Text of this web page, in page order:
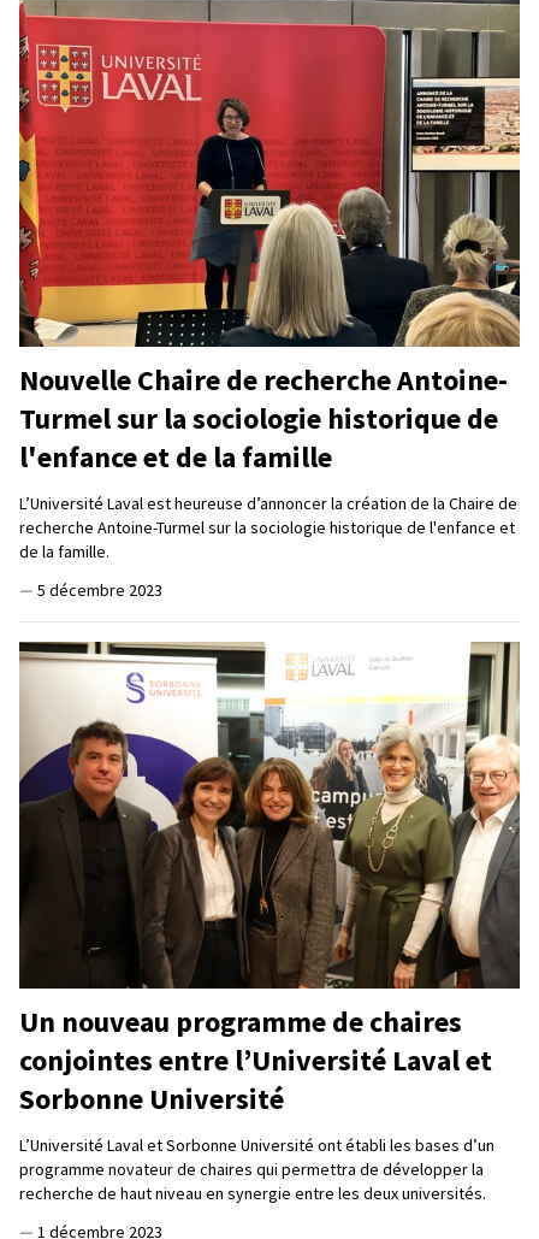
Nouvelle Chaire de recherche Antoine-
Turmel sur la sociologie historique de
l'enfance et de la famille
L’Université Laval est heureuse d’annoncer la création de la Chaire de
recherche Antoine-Turmel sur la sociologie historique de l'enfance et
de la famille.
— 5 décembre 2023
Un nouveau programme de chaires
conjointes entre l’Université Laval et
Sorbonne Université
L’Université Laval et Sorbonne Université ont établi les bases d’un
programme novateur de chaires qui permettra de développer la
recherche de haut niveau en synergie entre les deux universités.
— 1 décembre 2023